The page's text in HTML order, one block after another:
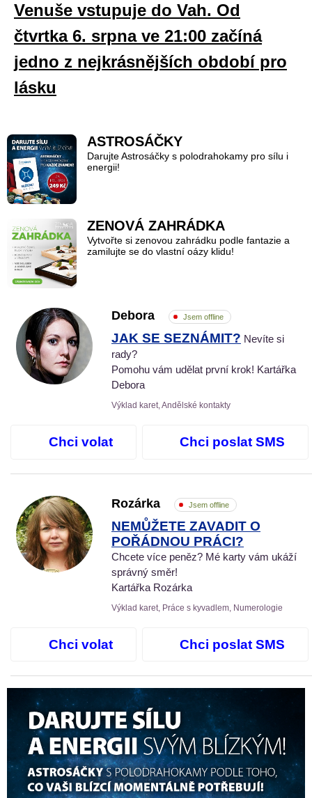
Venuše vstupuje do Vah. Od
čtvrtka 6. srpna ve 21:00 začíná
jedno z nejkrásnějších období pro
lásku
ASTROSÁČKY
Darujte Astrosáčky s polodrahokamy pro sílu i
energii!
ZENOVÁ ZAHRÁDKA
Vytvořte si zenovou zahrádku podle fantazie a
zamilujte se do vlastní oázy klidu!
Debora Jsem offline
JAK SE SEZNÁMIT? Nevíte si
rady?
Pomohu vám udělat první krok! Kartářka
Debora
Výklad karet, Andělské kontakty
Chci volat Chci poslat SMS
Rozárka Jsem offline
NEMŮŽETE ZAVADIT O
POŘÁDNOU PRÁCI?
Chcete více peněz? Mé karty vám ukáží
správný směr!
Kartářka Rozárka
Výklad karet, Práce s kyvadlem, Numerologie
Chci volat Chci poslat SMS